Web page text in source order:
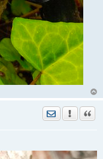
Отправить